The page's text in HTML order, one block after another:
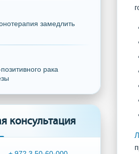
замедлить
рака
консультация